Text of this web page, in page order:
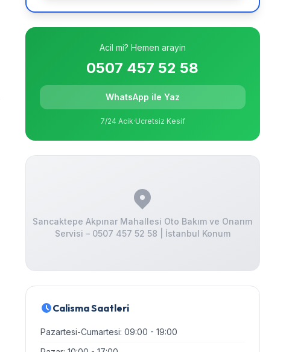
Acil mi? Hemen arayin
0507 457 52 58
WhatsApp ile Yaz
7/24 Acik·Ucretsiz Kesif
Sancaktepe Akpınar Mahallesi Oto Bakım ve Onarım
Servisi – 0507 457 52 58 | İstanbul Konum
Calisma Saatleri
Pazartesi-Cumartesi: 09:00 - 19:00